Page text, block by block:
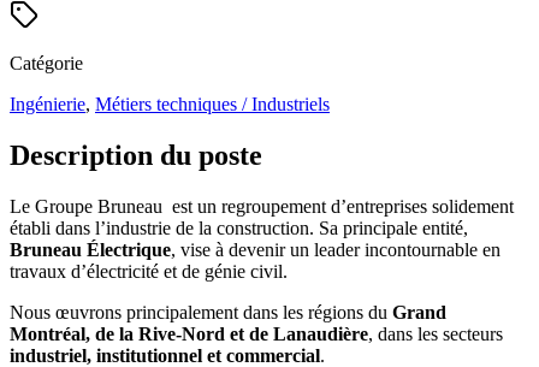
Catégorie
Ingénierie, Métiers techniques / Industriels
Description du poste
Le Groupe Bruneau est un regroupement d’entreprises solidement
établi dans l’industrie de la construction. Sa principale entité,
Bruneau Électrique, vise à devenir un leader incontournable en
travaux d’électricité et de génie civil.
Nous œuvrons principalement dans les régions du Grand
Montréal, de la Rive-Nord et de Lanaudière, dans les secteurs
industriel, institutionnel et commercial.